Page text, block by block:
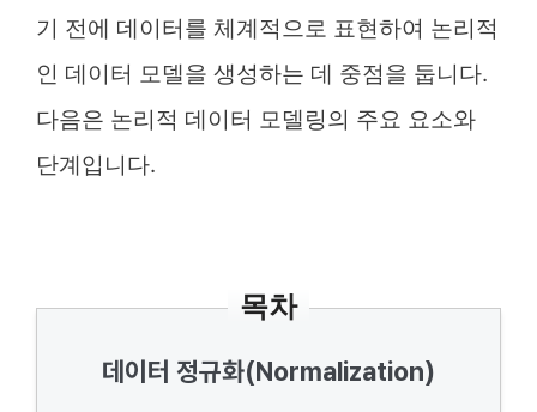
기 전에 데이터를 체계적으로 표현하여 논리적
인 데이터 모델을 생성하는 데 중점을 둡니다.
다음은 논리적 데이터 모델링의 주요 요소와
단계입니다.
목차
데이터 정규화(Normalization)